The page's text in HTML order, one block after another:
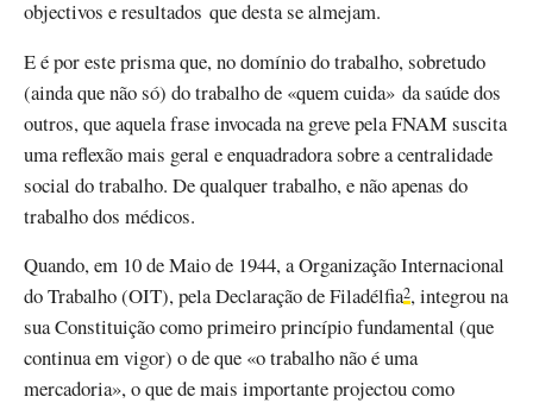
objectivos e resultados que desta se almejam.
E é por este prisma que, no domínio do trabalho, sobretudo
(ainda que não só) do trabalho de «quem cuida» da saúde dos
outros, que aquela frase invocada na greve pela FNAM suscita
uma reflexão mais geral e enquadradora sobre a centralidade
social do trabalho. De qualquer trabalho, e não apenas do
trabalho dos médicos.
Quando, em 10 de Maio de 1944, a Organização Internacional
do Trabalho (OIT), pela Declaração de Filadélfia2, integrou na
sua Constituição como primeiro princípio fundamental (que
continua em vigor) o de que «o trabalho não é uma
mercadoria», o que de mais importante projectou como